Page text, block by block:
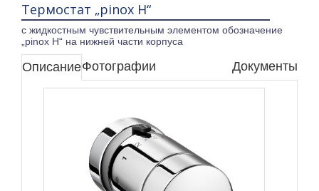
Термостат „pinox H“
с жидкостным чувствительным элементом обозначение
„pinox H“ на нижней части корпуса
ОписаниеФотографии Документы